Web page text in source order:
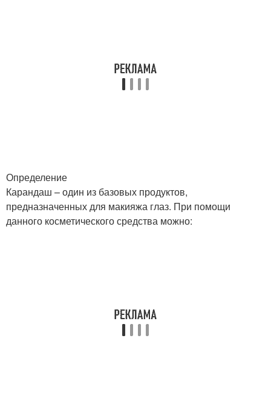
Определение
Карандаш – один из базовых продуктов,
предназначенных для макияжа глаз. При помощи
данного косметического средства можно: